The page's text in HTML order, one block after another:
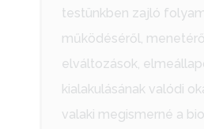
testünkben zajló
működéséről,
elváltozások,
kialakulásának valódi
valaki megismerné a